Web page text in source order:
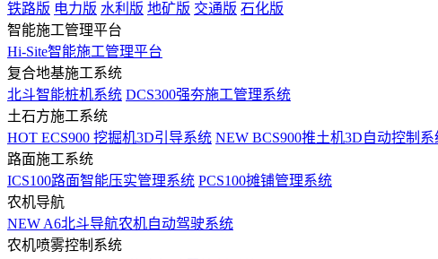
铁路版 电力版 水利版 地矿版 交通版 石化版
智能施工管理平台
Hi-Site智能施工管理平台
复合地基施工系统
北斗智能桩机系统 DCS300强夯施工管理系统
土石方施工系统
HOT ECS900 挖掘机3D引导系统 NEW BCS900推土机3D自动控制系
路面施工系统
ICS100路面智能压实管理系统 PCS100摊铺管理系统
农机导航
NEW A6北斗导航农机自动驾驶系统
农机喷雾控制系统